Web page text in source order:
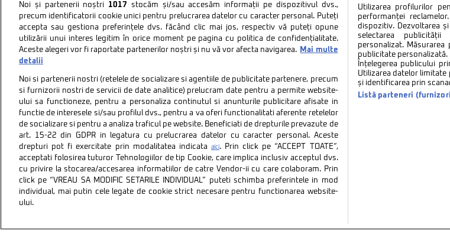
Politica de confidentialitate Politica de cookies
Noi și partenerii noștri 1017 stocăm și/sau accesăm informații pe dispozitivul dvs.,
precum identificatorii cookie unici pentru prelucrarea datelor cu caracter personal. Puteți
accepta sau gestiona preferințele dvs. făcând clic mai jos, respectiv vă puteți opune
utilizării unui interes legitim în orice moment pe pagina cu politica de confidențialitate.
Aceste alegeri vor fi raportate partenerilor noștri și nu vă vor afecta navigarea.
Mai multe
detalii
Noi si partenerii nostri (retelele de socializare si agentiile de publicitate partenere, precum
si furnizorii nostri de servicii de date analitice) prelucram date pentru a permite website-
ului sa functioneze, pentru a personaliza continutul si anunturile publicitare afisate in
functie de interesele si/sau profilul dvs., pentru a va oferi functionalitati aferente retelelor
de socializare si pentru a analiza traficul pe website. Beneficiati de drepturile prevazute de
art. 15-22 din GDPR in legatura cu prelucrarea datelor cu caracter personal. Aceste
drepturi pot fi exercitate prin modalitatea indicata
aici. Prin click pe “ACCEPT TOATE”,
acceptati folosirea tuturor Tehnologiilor de tip Cookie, care implica inclusiv acceptul dvs.
cu privire la stocarea/accesarea informatiilor de catre Vendor-ii cu care colaboram. Prin
click pe “VREAU SA MODIFIC SETARILE INDIVIDUAL” puteti schimba preferintele in mod
individual, mai putin cele legate de cookie strict necesare pentru functionarea website-
ului.
Utilizarea profilurilor
performanței
dispozitiv. Dezvoltarea
selectarea
personalizat.
publicitate
Înțelegerea publicului
Utilizarea datelor
și identificarea prin
Listă parteneri